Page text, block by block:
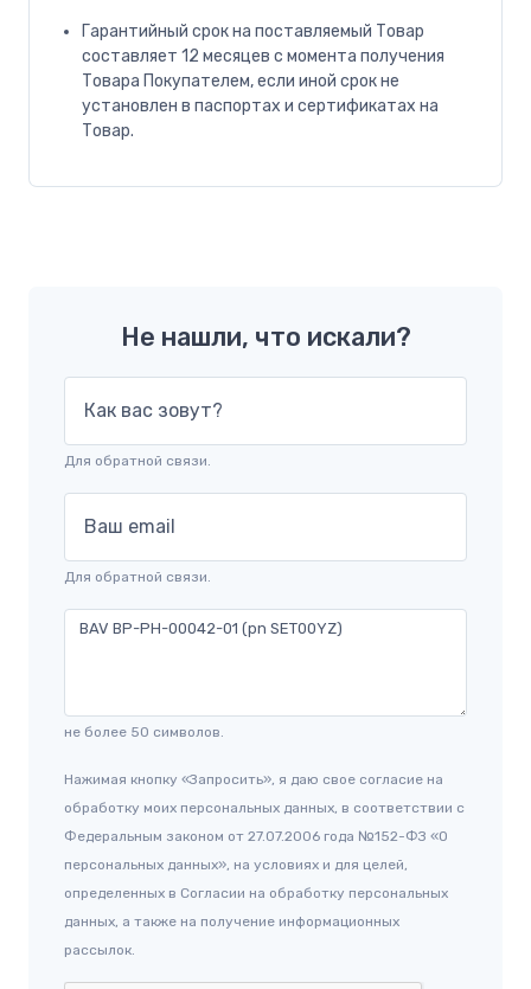
Гарантийный срок на поставляемый Товар
составляет 12 месяцев с момента получения
Товара Покупателем, если иной срок не
установлен в паспортах и сертификатах на
Товар.
Не нашли, что искали?
Как вас зовут?
Для обратной связи.
Ваш email
Для обратной связи.
не более 50 символов.
Нажимая кнопку «Запросить», я даю свое согласие на
обработку моих персональных данных, в соответствии с
Федеральным законом от 27.07.2006 года №152-ФЗ «О
персональных данных», на условиях и для целей,
определенных в Согласии на обработку персональных
данных, а также на получение информационных
рассылок.